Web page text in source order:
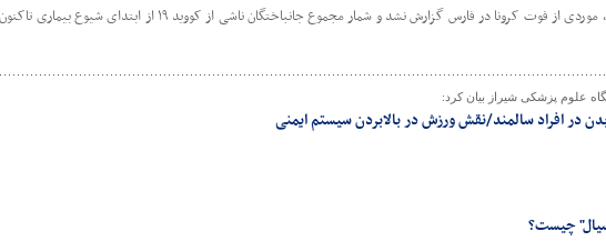
علوم پزشکی شیراز بیان کرد:
در افراد سالمند/نقش ورزش در بالابردن سیستم ایمنی
چیست؟